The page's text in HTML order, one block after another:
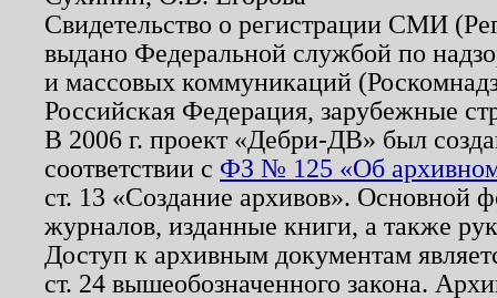
Свидетельство о регистрации СМИ
выдано Федеральной службой по
и массовых коммуникаций
Российская Федерация, зарубежные
В 2006 г. проект «Дебри-ДВ» был
соответствии с ФЗ № 125 «Об
ст. 13 «Создание архивов». Основной
журналов, изданные книги, а также
Доступ к архивным документам
ст. 24 вышеобозначенного закона.